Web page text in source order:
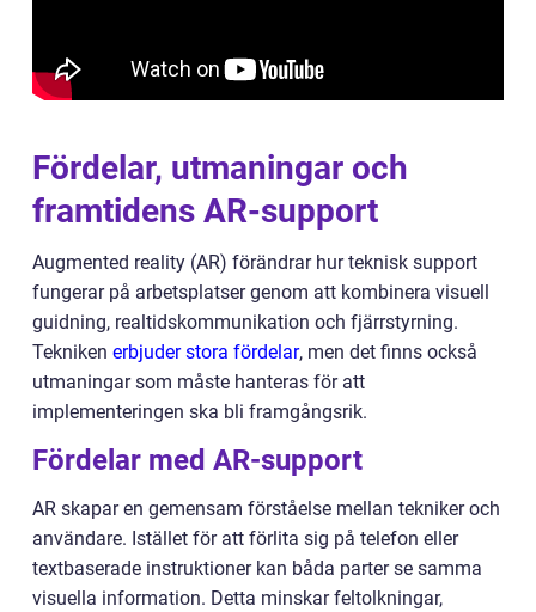
Fördelar, utmaningar och
framtidens AR-support
Augmented reality (AR) förändrar hur teknisk support
fungerar på arbetsplatser genom att kombinera visuell
guidning, realtidskommunikation och fjärrstyrning.
Tekniken erbjuder stora fördelar, men det finns också
utmaningar som måste hanteras för att
implementeringen ska bli framgångsrik.
Fördelar med AR-support
AR skapar en gemensam förståelse mellan tekniker och
användare. Istället för att förlita sig på telefon eller
textbaserade instruktioner kan båda parter se samma
visuella information. Detta minskar feltolkningar,